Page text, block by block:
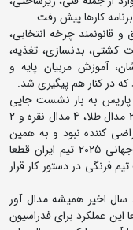
کارها پیش رفت.
قانونمند چرخه انتخابی،
کشتی، بدنسازی، تغذیه،
آموزش مربیان پایه و
که در کنار هم پیگیری شد.
حاصل کار و تلاش کشتی ایران در المپیک 2024 پاریس به بار نشست جایی
که برای اولین بار تیم های ایران موفق به کسب 2 مدال طلا، 4 مدال نقره و 2
کننده نبود و به همین
منظور تمام تلاش ها برآن شد که در مسابقات جهانی 2025 تیم ایران قطعا
فرنگی در دستور کار قرار
سال اخیر همیشه مدال آور
عملکرد برای فدراسیون